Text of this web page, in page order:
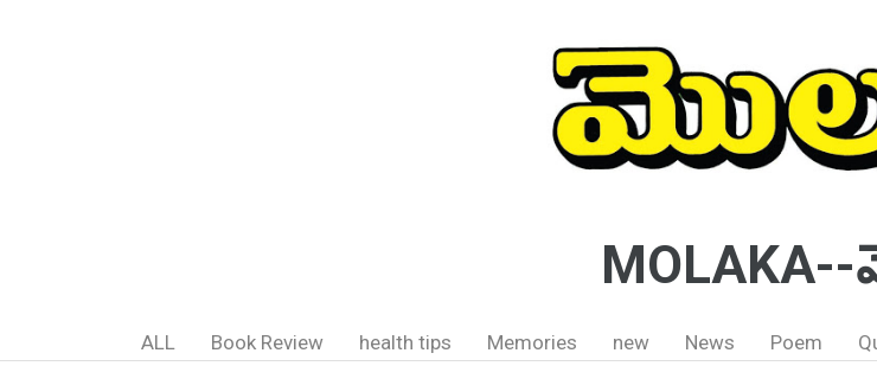
ALL Book Review health tips Memories new News Poem